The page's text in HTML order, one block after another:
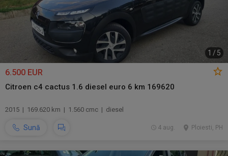
1 / 5
6.500 EUR
Citroen c4 cactus 1.6 diesel euro 6 km 169620
2015 | 169.620 km | 1.560 cmc | diesel
Sună Ploiesti, PH
4 aug.